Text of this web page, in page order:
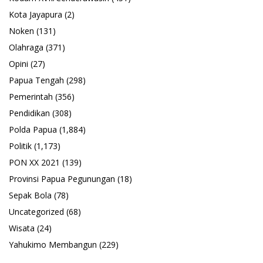
Kota Jayapura (2)
Noken (131)
Olahraga (371)
Opini (27)
Papua Tengah (298)
Pemerintah (356)
Pendidikan (308)
Polda Papua (1,884)
Politik (1,173)
PON XX 2021 (139)
Provinsi Papua Pegunungan (18)
Sepak Bola (78)
Uncategorized (68)
Wisata (24)
Yahukimo Membangun (229)